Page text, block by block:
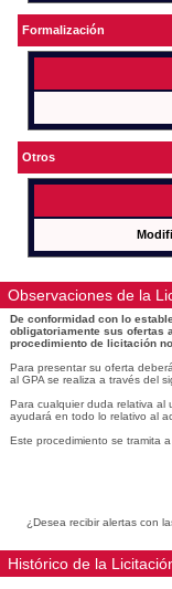
Formalización
Otros
Observaciones de la
De conformidad con lo
obligatoriamente sus ofertas
procedimiento de licitación
Para presentar su oferta
al GPA se realiza a través del
Para cualquier duda relativa al
ayudará en todo lo relativo al
Este procedimiento se tramita
¿Desea recibir alertas con
Histórico de la